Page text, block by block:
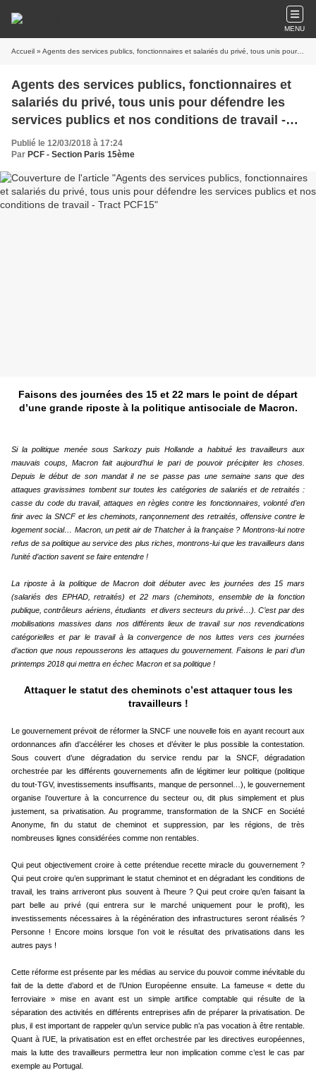
MENU
Accueil » Agents des services publics, fonctionnaires et salariés du privé, tous unis pour défendre les services publics et nos conditions de travail - Tract PCF15
Agents des services publics, fonctionnaires et
salariés du privé, tous unis pour défendre les
services publics et nos conditions de travail -
Tract PCF15
Publié le 12/03/2018 à 17:24
Par PCF - Section Paris 15ème
Faisons des journées des 15 et 22 mars le point de départ
d’une grande riposte à la politique antisociale de Macron.
Si la politique menée sous Sarkozy puis Hollande a habitué les travailleurs aux
mauvais coups, Macron fait aujourd’hui le pari de pouvoir précipiter les choses.
Depuis le début de son mandat il ne se passe pas une semaine sans que des
attaques gravissimes tombent sur toutes les catégories de salariés et de retraités :
casse du code du travail, attaques en règles contre les fonctionnaires, volonté d’en
finir avec la SNCF et les cheminots, rançonnement des retraités, offensive contre le
logement social… Macron, un petit air de Thatcher à la française ? Montrons-lui notre
refus de sa politique au service des plus riches, montrons-lui que les travailleurs dans
l’unité d’action savent se faire entendre !
La riposte à la politique de Macron doit débuter avec les journées des 15 mars
(salariés des EPHAD, retraités) et 22 mars (cheminots, ensemble de la fonction
publique, contrôleurs aériens, étudiants et divers secteurs du privé…). C’est par des
mobilisations massives dans nos différents lieux de travail sur nos revendications
catégorielles et par le travail à la convergence de nos luttes vers ces journées
d’action que nous repousserons les attaques du gouvernement. Faisons le pari d’un
printemps 2018 qui mettra en échec Macron et sa politique !
Attaquer le statut des cheminots c’est attaquer tous les
travailleurs !
Le gouvernement prévoit de réformer la SNCF une nouvelle fois en ayant recourt aux
ordonnances afin d’accélérer les choses et d’éviter le plus possible la contestation.
Sous couvert d’une dégradation du service rendu par la SNCF, dégradation
orchestrée par les différents gouvernements afin de légitimer leur politique (politique
du tout-TGV, investissements insuffisants, manque de personnel…), le gouvernement
organise l’ouverture à la concurrence du secteur ou, dit plus simplement et plus
justement, sa privatisation. Au programme, transformation de la SNCF en Société
Anonyme, fin du statut de cheminot et suppression, par les régions, de très
nombreuses lignes considérées comme non rentables.
Qui peut objectivement croire à cette prétendue recette miracle du gouvernement ?
Qui peut croire qu’en supprimant le statut cheminot et en dégradant les conditions de
travail, les trains arriveront plus souvent à l’heure ? Qui peut croire qu’en faisant la
part belle au privé (qui entrera sur le marché uniquement pour le profit), les
investissements nécessaires à la régénération des infrastructures seront réalisés ?
Personne ! Encore moins lorsque l’on voit le résultat des privatisations dans les
autres pays !
Cette réforme est présente par les médias au service du pouvoir comme inévitable du
fait de la dette d’abord et de l’Union Européenne ensuite. La fameuse « dette du
ferroviaire » mise en avant est un simple artifice comptable qui résulte de la
séparation des activités en différents entreprises afin de préparer la privatisation. De
plus, il est important de rappeler qu’un service public n’a pas vocation à être rentable.
Quant à l’UE, la privatisation est en effet orchestrée par les directives européennes,
mais la lutte des travailleurs permettra leur non implication comme c’est le cas par
exemple au Portugal.